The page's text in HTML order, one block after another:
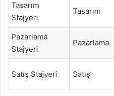
Tasarım
Stajyeri
Tasarım
Pazarlama
Stajyeri
Pazarlama
Satış Stajyeri Satış